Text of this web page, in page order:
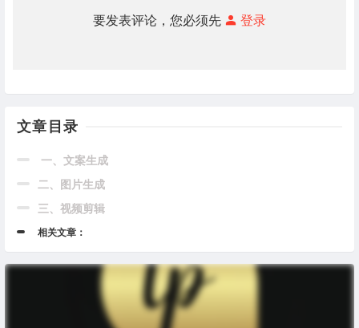
要发表评论，您必须先 登录
文章目录
一、文案生成
二、图片生成
三、视频剪辑
相关文章：